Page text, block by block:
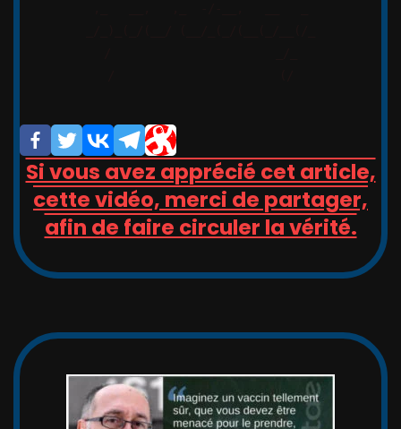
Si vous avez apprécié cet article,
cette vidéo, merci de partager,
afin de faire circuler la vérité.